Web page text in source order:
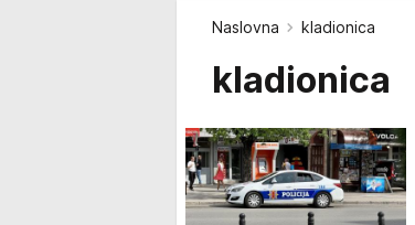
Naslovna kladionica
kladionica